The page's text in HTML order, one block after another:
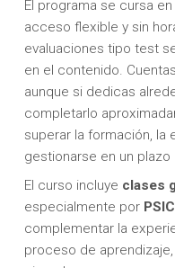
El programa se cursa
acceso flexible y sin
evaluaciones tipo test
en el contenido.
aunque si dedicas
completarlo
superar la formación, la
gestionarse en un
El curso incluye clases
especialmente por
complementar la
proceso de